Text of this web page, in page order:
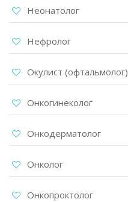
Неонатолог
Нефролог
Окулист (офтальмолог)
Онкогинеколог
Онкодерматолог
Онколог
Онкопроктолог